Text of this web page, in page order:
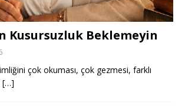
Kusursuzluk Beklemeyin
çok okuması, çok gezmesi, farklı
[…]